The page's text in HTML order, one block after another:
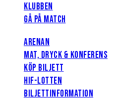
KLUBBEN
GÅ PÅ MATCH
ARENAN
MAT, DRYCK & KONFERENS
KÖP BILJETT
HIF-LOTTEN
BILJETTINFORMATION